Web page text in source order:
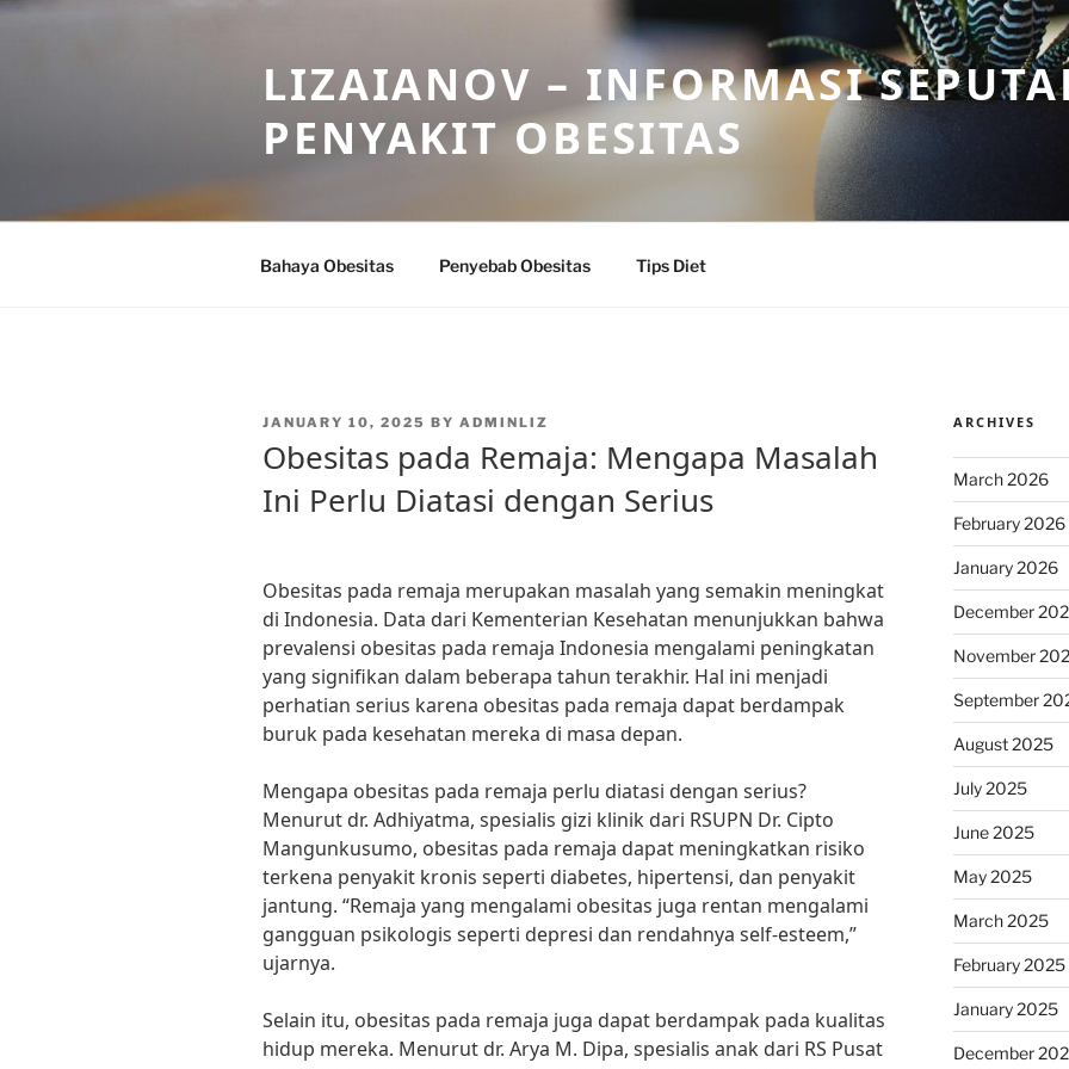
Skip
LIZAIANOV – INFORMASI
PENYAKIT OBESITAS
Bahaya Obesitas Penyebab Obesitas Tips Diet
POSTED
JANUARY 10, 2025 BY ADMINLIZ
Obesitas pada Remaja: Mengapa Masalah
Ini Perlu Diatasi dengan Serius
Obesitas pada remaja merupakan masalah yang semakin meningkat
di Indonesia. Data dari Kementerian Kesehatan menunjukkan bahwa
prevalensi obesitas pada remaja Indonesia mengalami peningkatan
yang signifikan dalam beberapa tahun terakhir. Hal ini menjadi
perhatian serius karena obesitas pada remaja dapat berdampak
buruk pada kesehatan mereka di masa depan.
Mengapa obesitas pada remaja perlu diatasi dengan serius?
Menurut dr. Adhiyatma, spesialis gizi klinik dari RSUPN Dr. Cipto
Mangunkusumo, obesitas pada remaja dapat meningkatkan risiko
terkena penyakit kronis seperti diabetes, hipertensi, dan penyakit
jantung. “Remaja yang mengalami obesitas juga rentan mengalami
gangguan psikologis seperti depresi dan rendahnya self-esteem,”
ujarnya.
Selain itu, obesitas pada remaja juga dapat berdampak pada kualitas
hidup mereka. Menurut dr. Arya M. Dipa, spesialis anak dari RS Pusat
ARCHIVES
March 2026
February 2026
January 2026
December
November
September
August 2025
July 2025
June 2025
May 2025
March 2025
February 2025
January 2025
December